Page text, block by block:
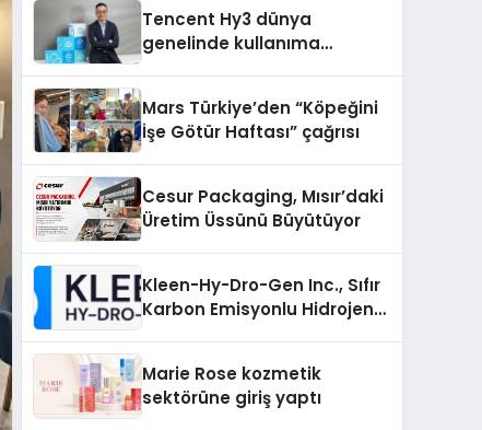
Tencent Hy3 dünya
genelinde kullanıma
Mars Türkiye’den “Köpeğini
İşe Götür Haftası” çağrısı
Cesur Packaging, Mısır’daki
Üretim Üssünü Büyütüyor
Kleen-Hy-Dro-Gen Inc., Sıfır
Karbon Emisyonlu Hidrojen
Aldı
Marie Rose kozmetik
sektörüne giriş yaptı